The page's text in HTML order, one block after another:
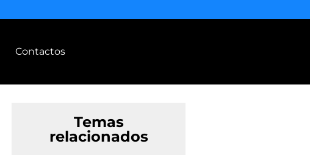
Contactos
Temas
relacionados